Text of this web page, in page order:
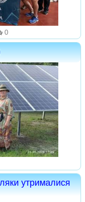
0
утрималися